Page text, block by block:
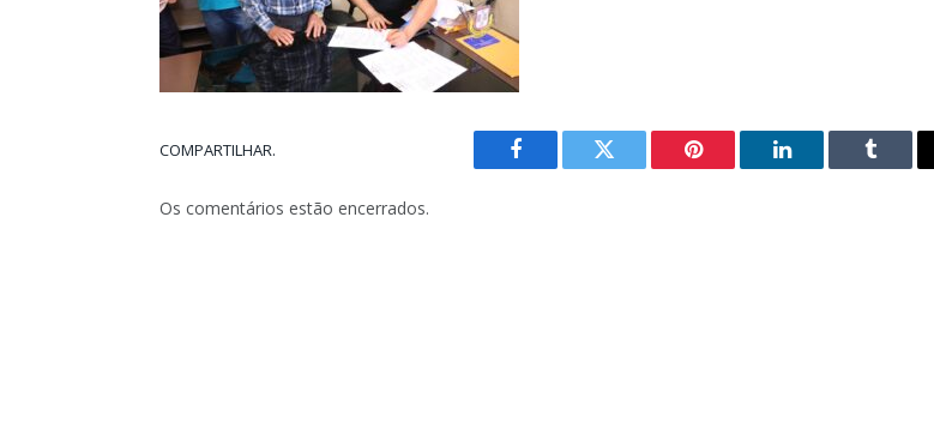
COMPARTILHAR.
Facebook Twitter Pinterest LinkedIn Tumblr
Os comentários estão encerrados.